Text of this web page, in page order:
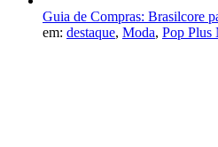
Guia de Compras: Brasilcore
em: destaque, Moda, Pop Plus